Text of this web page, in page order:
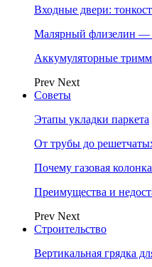
Входные двери:
Малярный флизелин —
Аккумуляторные
Prev Next
Советы
Этапы укладки паркета
От трубы до
Почему газовая
Преимущества и
Prev Next
Строительство
Вертикальная грядка